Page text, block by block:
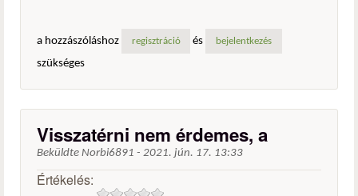
a hozzászóláshoz regisztráció és bejelentkezés
szükséges
Visszatérni nem érdemes, a
Beküldte Norbi6891 - 2021. jún. 17. 13:33
Értékelés: